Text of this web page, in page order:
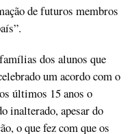
de futuros membros
dos alunos que
um acordo com o
últimos 15 anos o
inalterado, apesar do
o que fez com que os